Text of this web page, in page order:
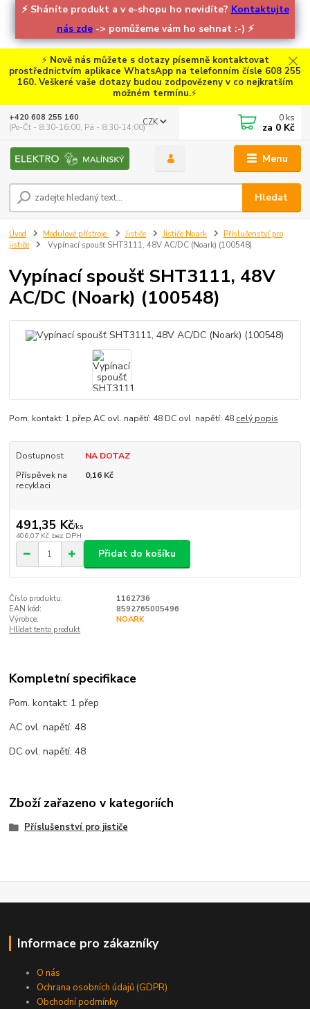
⚡ Sháníte produkt a v e-shopu ho nevidíte? Kontaktujte
nás zde-> pomůžeme vám ho sehnat :-) ⚡
⚡ Nově nás můžete s dotazy písemně kontaktovat
prostřednictvím aplikace WhatsApp na telefonním čísle 608 255
160. Veškeré vaše dotazy budou zodpovězeny v co nejkratším
možném termínu.⚡
Menu
CZK
Hledat
+420 608 255 160
(Po-Čt - 8:30-16:00, Pá - 8:30-14:00)
0 ks
za 0 Kč
Úvod Modulové přístroje Jističe Jističe Noark
Příslušenství pro
jističe
Vypínací spoušť SHT3111, 48V AC/DC (Noark) (100548)
Vypínací spoušť SHT3111, 48V
AC/DC (Noark) (100548)
Pom. kontakt: 1 přep AC ovl. napětí: 48 DC ovl. napětí: 48 celý popis
Dostupnost
NA DOTAZ
Příspěvek na
recyklaci
0,16 Kč
491,35 Kč/ks
406,07 Kč bez DPH
Přidat do košíku
Číslo produktu:
1162736
EAN kód:
8592765005496
Výrobce:
NOARK
Hlídat tento produkt
Kompletní specifikace
Pom. kontakt: 1 přep
AC ovl. napětí: 48
DC ovl. napětí: 48
Zboží zařazeno v kategoriích
Příslušenství pro jističe
Informace pro zákazníky
O nás
Ochrana osobních údajů (GDPR)
Obchodní podmínky